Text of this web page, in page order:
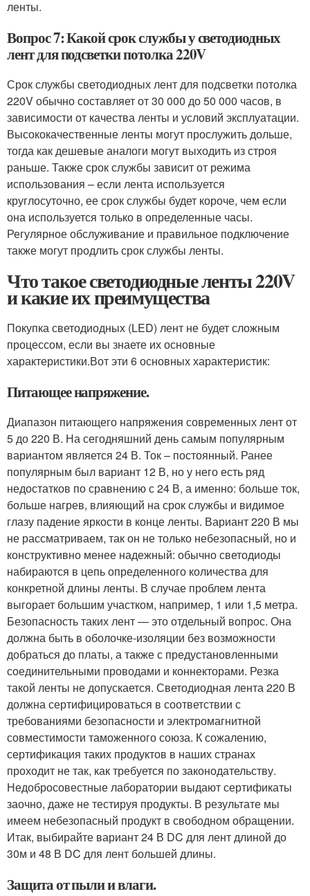
ленты.
Вопрос 7: Какой срок службы у светодиодных
лент для подсветки потолка 220V
Срок службы светодиодных лент для подсветки потолка
220V обычно составляет от 30 000 до 50 000 часов, в
зависимости от качества ленты и условий эксплуатации.
Высококачественные ленты могут прослужить дольше,
тогда как дешевые аналоги могут выходить из строя
раньше. Также срок службы зависит от режима
использования – если лента используется
круглосуточно, ее срок службы будет короче, чем если
она используется только в определенные часы.
Регулярное обслуживание и правильное подключение
также могут продлить срок службы ленты.
Что такое светодиодные ленты 220V
и какие их преимущества
Покупка светодиодных (LED) лент не будет сложным
процессом, если вы знаете их основные
характеристики.Вот эти 6 основных характеристик:
Питающее напряжение.
Диапазон питающего напряжения современных лент от
5 до 220 В. На сегодняшний день самым популярным
вариантом является 24 В. Ток – постоянный. Ранее
популярным был вариант 12 В, но у него есть ряд
недостатков по сравнению с 24 В, а именно: больше ток,
больше нагрев, влияющий на срок службы и видимое
глазу падение яркости в конце ленты. Вариант 220 В мы
не рассматриваем, так он не только небезопасный, но и
конструктивно менее надежный: обычно светодиоды
набираются в цепь определенного количества для
конкретной длины ленты. В случае проблем лента
выгорает большим участком, например, 1 или 1,5 метра.
Безопасность таких лент — это отдельный вопрос. Она
должна быть в оболочке-изоляции без возможности
добраться до платы, а также с предустановленными
соединительными проводами и коннекторами. Резка
такой ленты не допускается. Светодиодная лента 220 В
должна сертифицироваться в соответствии с
требованиями безопасности и электромагнитной
совместимости таможенного союза. К сожалению,
сертификация таких продуктов в наших странах
проходит не так, как требуется по законодательству.
Недобросовестные лаборатории выдают сертификаты
заочно, даже не тестируя продукты. В результате мы
имеем небезопасный продукт в свободном обращении.
Итак, выбирайте вариант 24 В DC для лент длиной до
30м и 48 В DC для лент большей длины.
Защита от пыли и влаги.